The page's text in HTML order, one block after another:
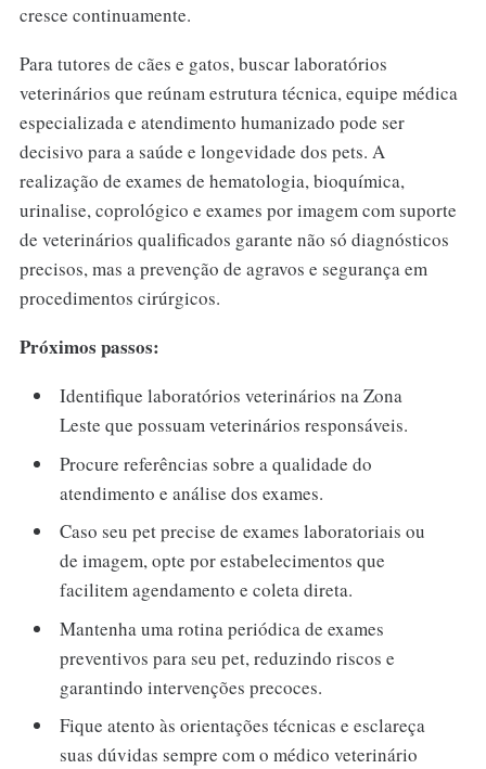
cresce continuamente.
Para tutores de cães e gatos, buscar laboratórios
veterinários que reúnam estrutura técnica, equipe médica
especializada e atendimento humanizado pode ser
decisivo para a saúde e longevidade dos pets. A
realização de exames de hematologia, bioquímica,
urinalise, coprológico e exames por imagem com suporte
de veterinários qualificados garante não só diagnósticos
precisos, mas a prevenção de agravos e segurança em
procedimentos cirúrgicos.
Próximos passos:
Identifique laboratórios veterinários na Zona
Leste que possuam veterinários responsáveis.
Procure referências sobre a qualidade do
atendimento e análise dos exames.
Caso seu pet precise de exames laboratoriais ou
de imagem, opte por estabelecimentos que
facilitem agendamento e coleta direta.
Mantenha uma rotina periódica de exames
preventivos para seu pet, reduzindo riscos e
garantindo intervenções precoces.
Fique atento às orientações técnicas e esclareça
suas dúvidas sempre com o médico veterinário